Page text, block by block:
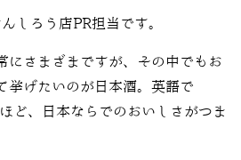
しろう店PR担当です。
にさまざまですが、その中でもお
挙げたいのが日本酒。英語で
、日本ならでのおいしさがつま